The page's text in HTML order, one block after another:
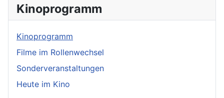
Kinoprogramm
Kinoprogramm
Filme im Rollenwechsel
Sonderveranstaltungen
Heute im Kino